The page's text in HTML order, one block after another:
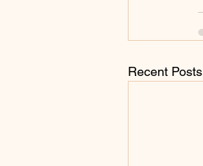
Recent Posts